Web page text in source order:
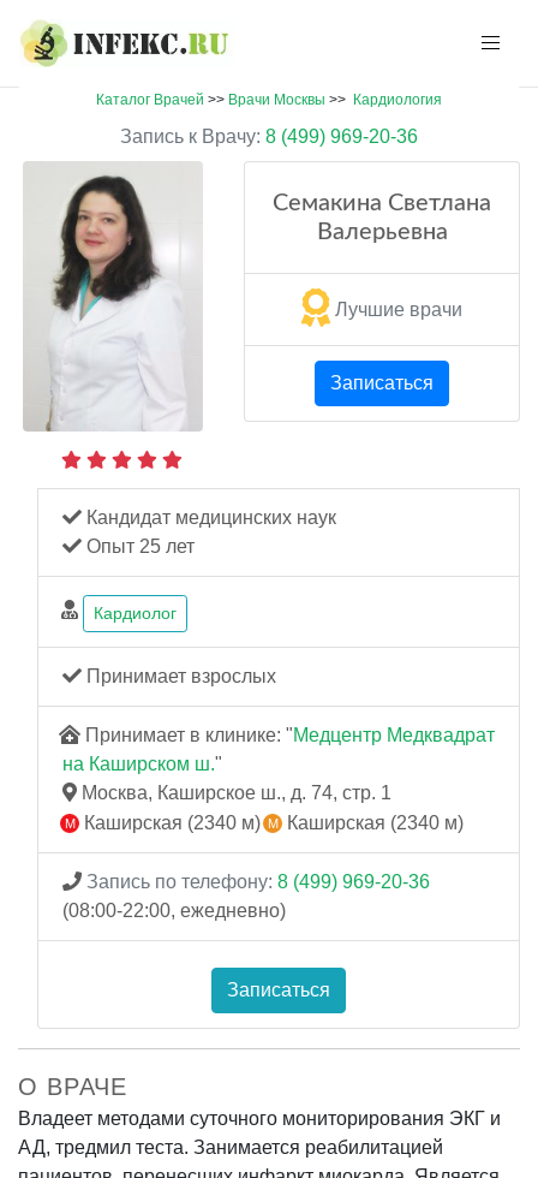
Каталог Врачей >> Врачи Москвы >> Кардиология
Запись к Врачу: 8 (499) 969-20-36
Семакина Светлана
Валерьевна
Лучшие врачи
Записаться
Кандидат медицинских наук
Опыт 25 лет
Кардиолог
Принимает взрослых
Принимает в клинике: "Медцентр Медквадрат
на Каширском ш."
Москва, Каширское ш., д. 74, стр. 1
Каширская (2340 м)
Каширская (2340 м)
Запись по телефону: 8 (499) 969-20-36
(08:00-22:00, ежедневно)
Записаться
О ВРАЧЕ
Владеет методами суточного мониторирования ЭКГ и
АД, тредмил теста. Занимается реабилитацией